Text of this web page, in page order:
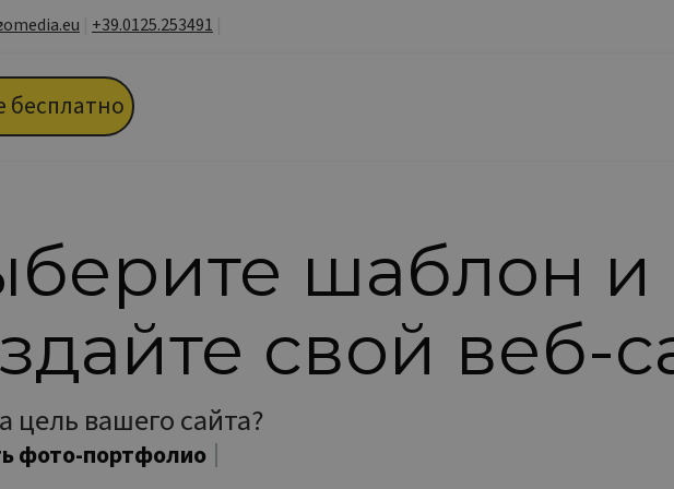
+39.0125.253491
бесплатно
меню
шаблон и
свой веб-
цель вашего сайта?
мой ресторан